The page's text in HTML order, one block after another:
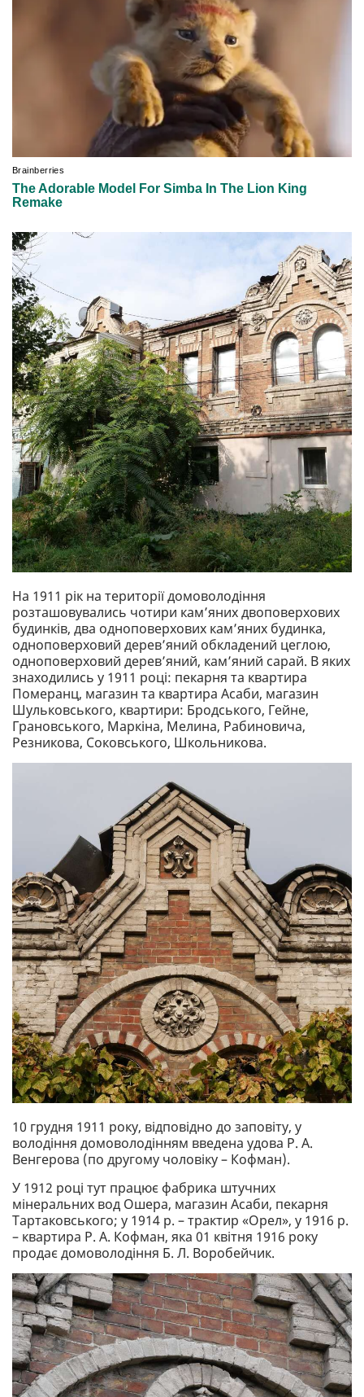
На 1911 рік на території домоволодіння
розташовувались чотири кам’яних двоповерхових
будинків, два одноповерхових кам’яних будинка,
одноповерховий дерев’яний обкладений цеглою,
одноповерховий дерев’яний, кам’яний сарай. В яких
знаходились у 1911 році: пекарня та квартира
Померанц, магазин та квартира Асаби, магазин
Шульковського, квартири: Бродського, Гейне,
Грановського, Маркіна, Мелина, Рабиновича,
Резникова, Соковського, Школьникова.
10 грудня 1911 року, відповідно до заповіту, у
володіння домоволодінням введена удова Р. А.
Венгерова (по другому чоловіку – Кофман).
У 1912 році тут працює фабрика штучних
мінеральних вод Ошера, магазин Асаби, пекарня
Тартаковського; у 1914 р. – трактир «Орел», у 1916 р.
– квартира Р. А. Кофман, яка 01 квітня 1916 року
продає домоволодіння Б. Л. Воробейчик.